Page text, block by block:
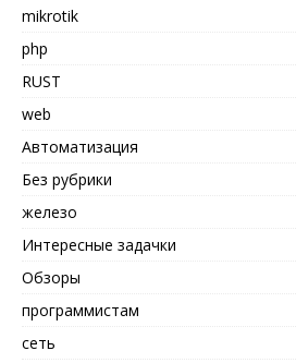
mikrotik
php
RUST
web
Автоматизация
Без рубрики
железо
Интересные задачки
Обзоры
программистам
сеть